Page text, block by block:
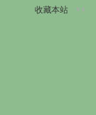
收藏本站